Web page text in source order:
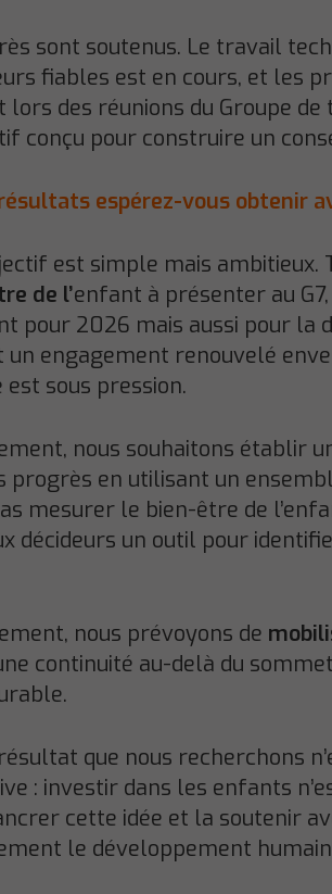
sont soutenus. Le travail
fiables est en cours, et les
lors des réunions du Groupe de
conçu pour construire un
espérez-vous obtenir
est simple mais ambitieux.
de l’enfant à présenter au
pour 2026 mais aussi pour la
un engagement renouvelé
est sous pression.
nous souhaitons établir
progrès en utilisant un
mesurer le bien-être de
décideurs un outil pour
nous prévoyons de
continuité au-delà du
que nous recherchons
: investir dans les enfants
cette idée et la soutenir
le développement